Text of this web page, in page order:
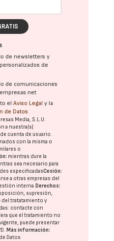
de newsletters y
de
de comunicaciones
elAviso Legal y la
de Datos
Media, S.L.U.
a nuestra(s)
cuenta de usuario.
con la misma o
o
mientras dure la
sea necesario para
especificadasCesión:
a otras empresas del
interna.Derechos:
supresión,
tratatamiento y
contacte con
que el tratamiento no
puede presentar
.Más información:
Datos